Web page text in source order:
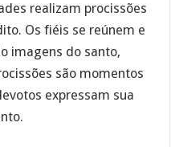
realizam procissões
Os fiéis se reúnem e
imagens do santo,
são momentos
expressam sua